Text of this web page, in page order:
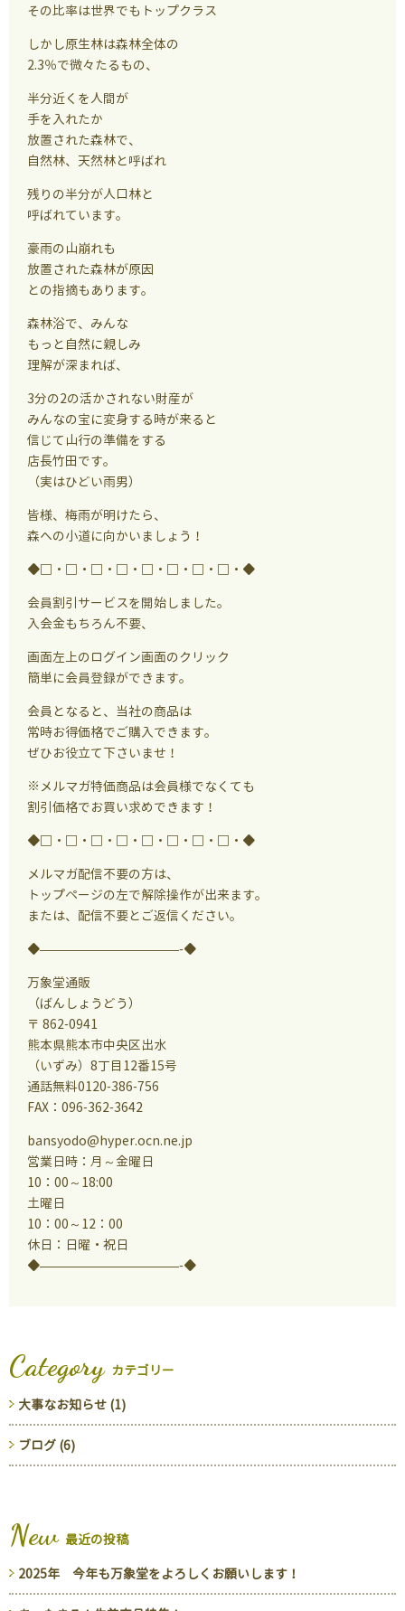
その比率は世界でもトップクラス
しかし原生林は森林全体の
2.3％で微々たるもの、
半分近くを人間が
手を入れたか
放置された森林で、
自然林、天然林と呼ばれ
残りの半分が人口林と
呼ばれています。
豪雨の山崩れも
放置された森林が原因
との指摘もあります。
森林浴で、みんな
もっと自然に親しみ
理解が深まれば、
3分の2の活かされない財産が
みんなの宝に変身する時が来ると
信じて山行の準備をする
店長竹田です。
（実はひどい雨男）
皆様、梅雨が明けたら、
森への小道に向かいましょう！
◆□・□・□・□・□・□・□・□・◆
会員割引サービスを開始しました。
入会金もちろん不要、
画面左上のログイン画面のクリック
簡単に会員登録ができます。
会員となると、当社の商品は
常時お得価格でご購入できます。
ぜひお役立て下さいませ！
※メルマガ特価商品は会員様でなくても
割引価格でお買い求めできます！
◆□・□・□・□・□・□・□・□・◆
メルマガ配信不要の方は、
トップページの左で解除操作が出来ます。
または、配信不要とご返信ください。
◆———————————-◆
万象堂通販
（ばんしょうどう）
〒 862-0941
熊本県熊本市中央区出水
（いずみ）8丁目12番15号
通話無料0120-386-756
FAX：096-362-3642
bansyodo@hyper.ocn.ne.jp
営業日時：月～金曜日
10：00～18:00
土曜日
10：00～12：00
休日：日曜・祝日
◆———————————-◆
Category カテゴリー
大事なお知らせ (1)
ブログ (6)
New 最近の投稿
2025年 今年も万象堂をよろしくお願いします！